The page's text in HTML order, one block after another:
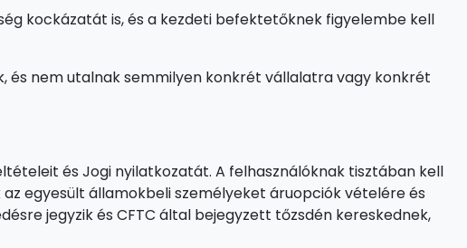
kockázatát is, és a kezdeti befektetőknek figyelembe kell
és nem utalnak semmilyen konkrét vállalatra vagy konkrét
és Jogi nyilatkozatát. A felhasználóknak tisztában kell
egyesült államokbeli személyeket áruopciók vételére és
jegyzik és CFTC által bejegyzett tőzsdén kereskednek,